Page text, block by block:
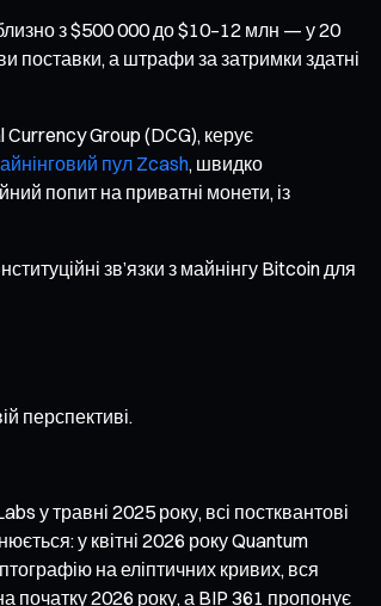
з $500 000 до $10–12 млн — у 20
поставки, а штрафи за затримки здатні
Currency Group (DCG), керує
пул Zcash, швидко
попит на приватні монети, із
зв’язки з майнінгу Bitcoin для
перспективі.
у травні 2025 року, всі постквантові
у квітні 2026 року Quantum
на еліптичних кривих, вся
початку 2026 року, а BIP 361 пропонує